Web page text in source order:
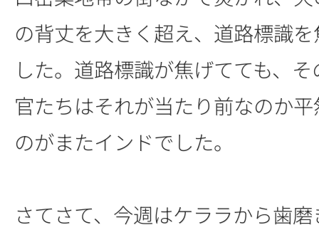
の背丈を大きく超え、道路標識
した。道路標識が焦げてても、
官たちはそれが当たり前なのか
のがまたインドでした。
さてさて、今週はケララから歯